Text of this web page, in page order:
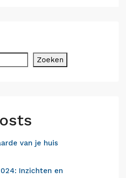
Zoeken
van je huis
Inzichten en